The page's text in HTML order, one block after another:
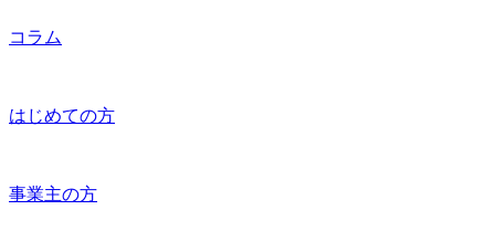
コラム
はじめての方
事業主の方